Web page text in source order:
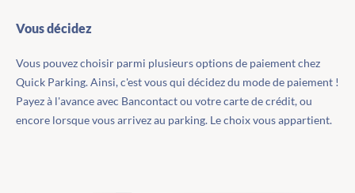
Vous décidez
Vous pouvez choisir parmi plusieurs options de paiement chez
Quick Parking. Ainsi, c'est vous qui décidez du mode de paiement !
Payez à l'avance avec Bancontact ou votre carte de crédit, ou
encore lorsque vous arrivez au parking. Le choix vous appartient.